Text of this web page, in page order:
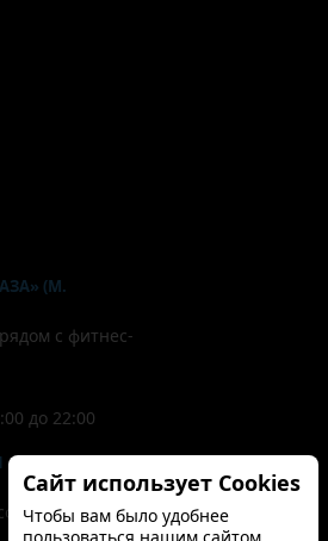
(М.
с фитнес-
до 22:00
, СКЛАД
Сайт использует Cookies
Чтобы вам было удобнее